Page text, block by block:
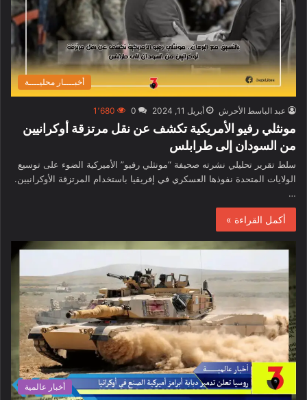
أخبــــار محليــــة
عبد الباسط الأحرش أبريل 11, 2024 0 1٬680
مونثلي رفيو الأمريكية تكشف عن نقل مرتزقة أوكرانيين
من السودان إلى طرابلس
سلط تقرير تحليلي نشرته صحيفة “مونثلي رفيو” الأميركية الضوء على توسيع
الولايات المتحدة نفوذها العسكري في إفريقيا باستخدام المرتزقة الأوكرانيين.
…
أكمل القراءة »
أخبار عالمية